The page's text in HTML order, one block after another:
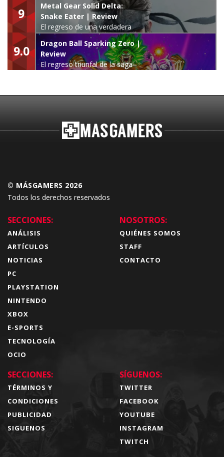
9
Metal Gear Solid Delta:
Snake Eater | Review
El regreso de una verdadera
leyenda
9.0
Dragon Ball Sparking Zero |
Review
El regreso triunfal de la saga
© MÁSGAMERS 2026
Todos los derechos reservados
SECCIONES:
ANÁLISIS
ARTÍCULOS
NOTICIAS
PC
PLAYSTATION
NINTENDO
XBOX
E-SPORTS
TECNOLOGÍA
OCIO
NOSOTROS:
QUIÉNES SOMOS
STAFF
CONTACTO
SECCIONES:
TÉRMINOS Y
CONDICIONES
PUBLICIDAD
SIGUENOS
SÍGUENOS:
TWITTER
FACEBOOK
YOUTUBE
INSTAGRAM
TWITCH